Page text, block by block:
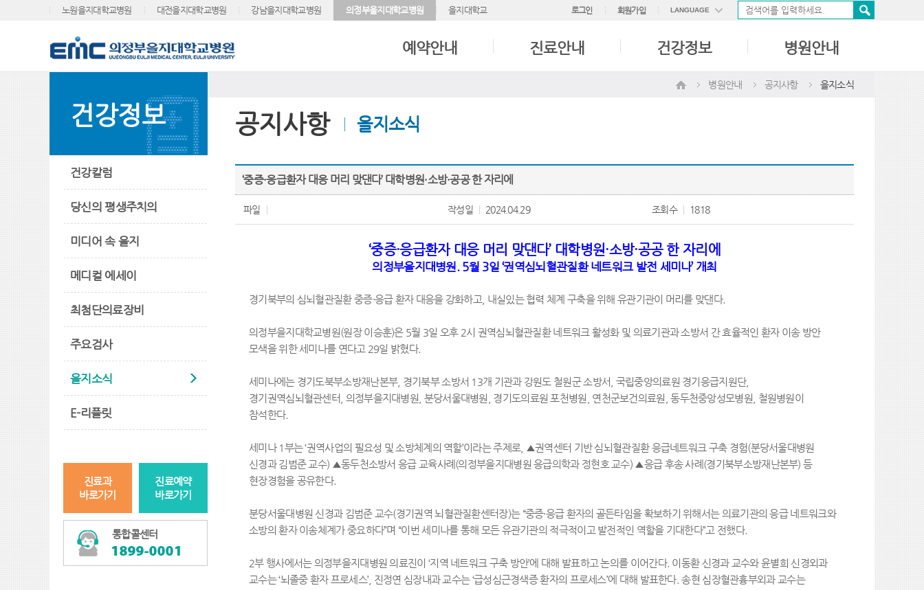
노원을지대학교병원 대전을지대학교병원 강남을지대학교병원 의정부을지대학교병원 을지대학교 로그인 회원가입 LANGUAGE
中國語
예약안내 진료안내 건강정보 병원안내
건강정보
건강칼럼
당신의 평생주치의
미디어 속 을지
메디컬 에세이
최첨단의료장비
주요검사
을지소식
E-리플릿
진료과
바로가기
진료예약
바로가기
통합콜센터
병원안내 공지사항 을지소식
공지사항 을지소식
‘중증·응급환자 대응 머리 맞댄다’ 대학병원·소방·공공 한 자리에
파일 작성일 2024.04.29 조회수 1818
‘중증·응급환자 대응 머리 맞댄다’ 대학병원·소방·공공 한 자리에
의정부을지대병원. 5월 3일‘권역심뇌혈관질환 네트워크 발전 세미나’ 개최
경기북부의 심뇌혈관질환 중증·응급 환자 대응을 강화하고 내실있는 협력 체계 구축을 위해 유관기관이 머리를 맞댄다.
의정부을지대학교병원(원장 이승훈)은 5월 3일 오후 2시 권역심뇌혈관질환 네트워크 활성화 및 의료기관과 소방서 간 효율적인 환자 이송 방안
모색을 위한 세미나를 연다고 29일 밝혔다.
세미나에는 경기도북부소방재난본부, 경기북부 소방서 13개 기관과 강원도 철원군 소방서 국립중앙의료원 경기응급지원단,
경기권역심뇌혈관센터
의정부을지대병원 분당서울대병원 경기도의료원 포천병원 연천군보건의료원 ,동두천중앙성모병원
철원병원이
참석한다.
세미나 1부는‘권역사업의 필요성 및 소방체계의 역할’이라는 주제로 ▲권역센터 기반 심뇌혈관질환 응급네트워크 구축 경험(분당서울대병원
신경과 김범준 교수) ▲동두천소방서 응급 교육사례 (의정부을지대병원 응급의학과 정현호 교수) ▲응급 후송 사례 (경기북부소방재난본부)등
현장경험을 공유한다.
분당서울대병원 신경과 김범준 교수(경기권역 뇌혈관질환센터장)는 “중증·응급 환자의 골든타임을 확보하기 위해서는 의료기관의 응급 네트워크와
소방의 환자 이송체계가 중요하다”며 “이번 세미나를 통해 모든 유관기관의 적극적이고 발전적인 역할을 기대한다”고 전했다.
2부 행사에서는 의정부을지대병원 의료진이 ‘지역 네트워크 구축 방안’에 대해 발표하고 논의를 이어간다. 이동환 신경과 교수와 윤별희 신경외과
교수는‘뇌졸중 환자 프로세스’, 진정연 심장내과 교수는‘급성심근경색증 환자의 프로세스’에 대해 발표한다.송현 심장혈관흉부외과 교수는